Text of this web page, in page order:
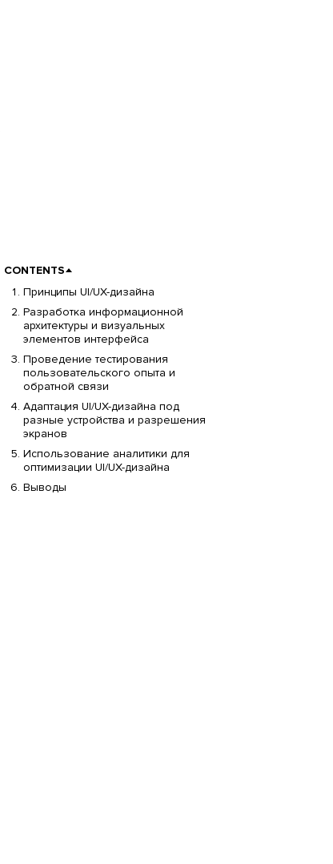
CONTENTS
Принципы UI/UX-дизайна
Разработка информационной
архитектуры и визуальных
элементов интерфейса
Проведение тестирования
пользовательского опыта и
обратной связи
Адаптация UI/UX-дизайна под
разные устройства и разрешения
экранов
Использование аналитики для
оптимизации UI/UX-дизайна
Выводы